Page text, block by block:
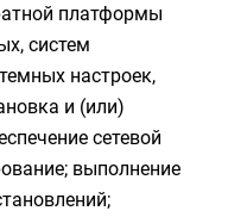
платформы
систем
настроек,
и (или)
сетевой
выполнение